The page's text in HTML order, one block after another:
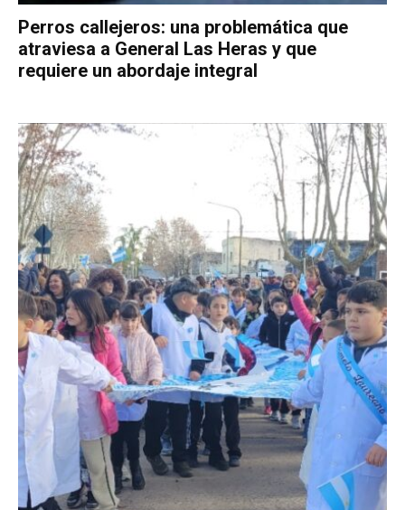
Perros callejeros: una problemática que
atraviesa a General Las Heras y que
requiere un abordaje integral